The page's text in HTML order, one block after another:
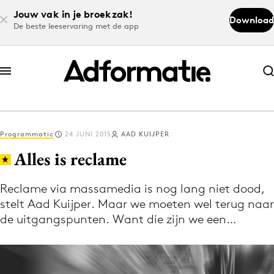
Jouw vak in je broekzak!
De beste leeservaring met de app
Download
Abonneer nu
Abonneer nu
Log in
Download de app
Volg het laatste nieuws via de Adformatie
Nieuws app
Programmatic 24 JUNI 2015 AAD KUIJPER
Alles is reclame
Reclame via massamedia is nog lang niet dood,
stelt Aad Kuijper. Maar we moeten wel terug naar
de uitgangspunten. Want die zijn we een…